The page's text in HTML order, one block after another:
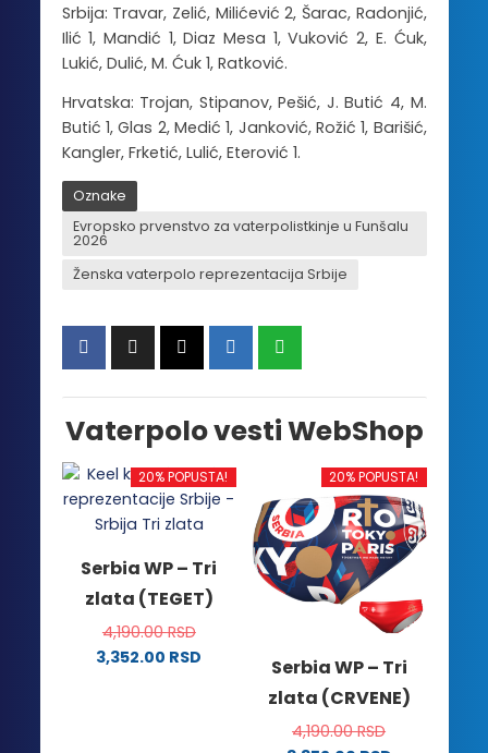
Srbija: Travar, Zelić, Milićević 2, Šarac, Radonjić,
Ilić 1, Mandić 1, Diaz Mesa 1, Vuković 2, E. Ćuk,
Lukić, Dulić, M. Ćuk 1, Ratković.
Hrvatska: Trojan, Stipanov, Pešić, J. Butić 4, M.
Butić 1, Glas 2, Medić 1, Janković, Rožić 1, Barišić,
Kangler, Frketić, Lulić, Eterović 1.
Oznake
Evropsko prvenstvo za vaterpolistkinje u Funšalu
2026
Ženska vaterpolo reprezentacija Srbije
Vaterpolo vesti WebShop
20% POPUSTA!
Serbia WP – Tri
zlata (TEGET)
4,190.00RSD
3,352.00 RSD
20% POPUSTA!
Serbia WP – Tri
zlata (CRVENE)
4,190.00RSD